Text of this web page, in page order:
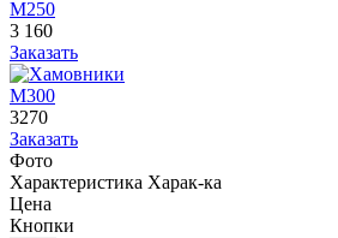
М250
3 160
Заказать
М300
3270
Заказать
Фото
Характеристика Харак-ка
Цена
Кнопки